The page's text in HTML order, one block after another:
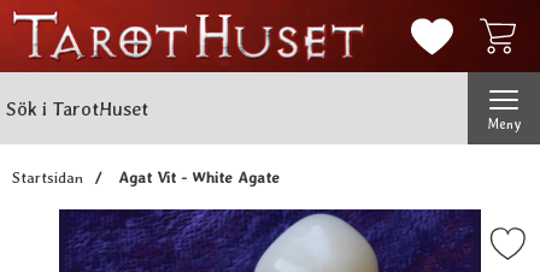
Mina
Meny
Startsidan Agat Vit - White Agate
Markera agat Vit -